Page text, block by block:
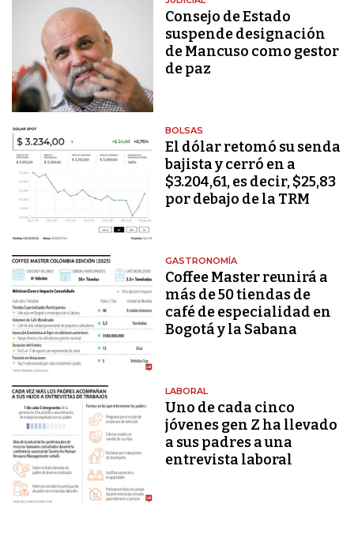
Consejo de Estado
suspende designación
de Mancuso como gestor
de paz
BOLSAS
El dólar retomó su senda
bajista y cerró en a
$3.204,61, es decir, $25,83
por debajo de la TRM
GASTRONOMÍA
Coffee Master reunirá a
más de 50 tiendas de
café de especialidad en
Bogotá y la Sabana
LABORAL
Uno de cada cinco
jóvenes gen Z ha llevado
a sus padres a una
entrevista laboral